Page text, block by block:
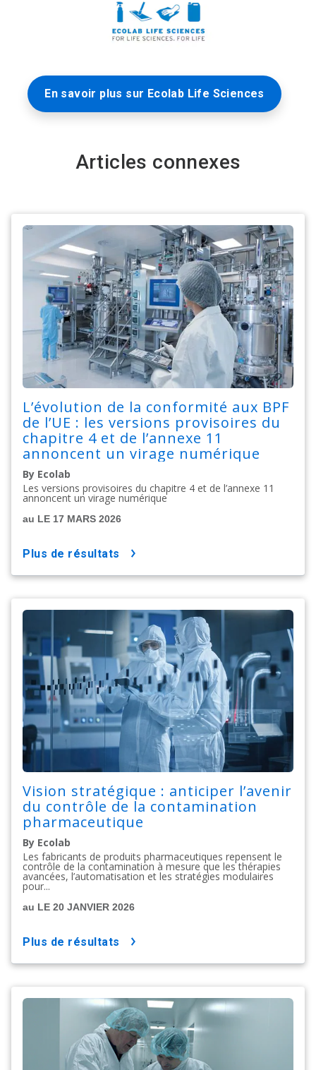
En savoir plus sur Ecolab Life Sciences
Articles connexes
L’évolution de la conformité aux BPF
de l’UE : les versions provisoires du
chapitre 4 et de l’annexe 11
annoncent un virage numérique
By Ecolab
Les versions provisoires du chapitre 4 et de l’annexe 11
annoncent un virage numérique
au LE 17 MARS 2026
plus de résultats
Vision stratégique : anticiper l’avenir
du contrôle de la contamination
pharmaceutique
By Ecolab
Les fabricants de produits pharmaceutiques repensent le
contrôle de la contamination à mesure que les thérapies
avancées, l’automatisation et les stratégies modulaires
pour...
au LE 20 JANVIER 2026
plus de résultats